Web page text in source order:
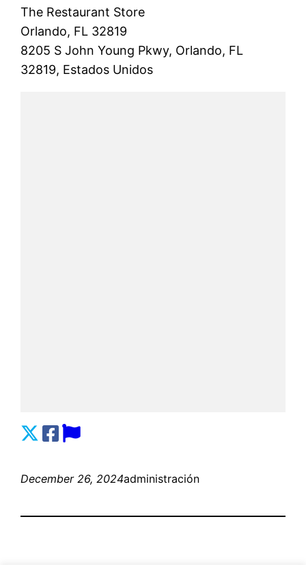
The Restaurant Store
Orlando, FL 32819
8205 S John Young Pkwy, Orlando, FL
32819, Estados Unidos
December 26, 2024administración